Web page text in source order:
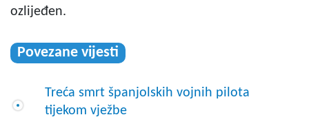
ozlijeđen.
Povezane vijesti
Treća smrt španjolskih vojnih pilota
tijekom vježbe